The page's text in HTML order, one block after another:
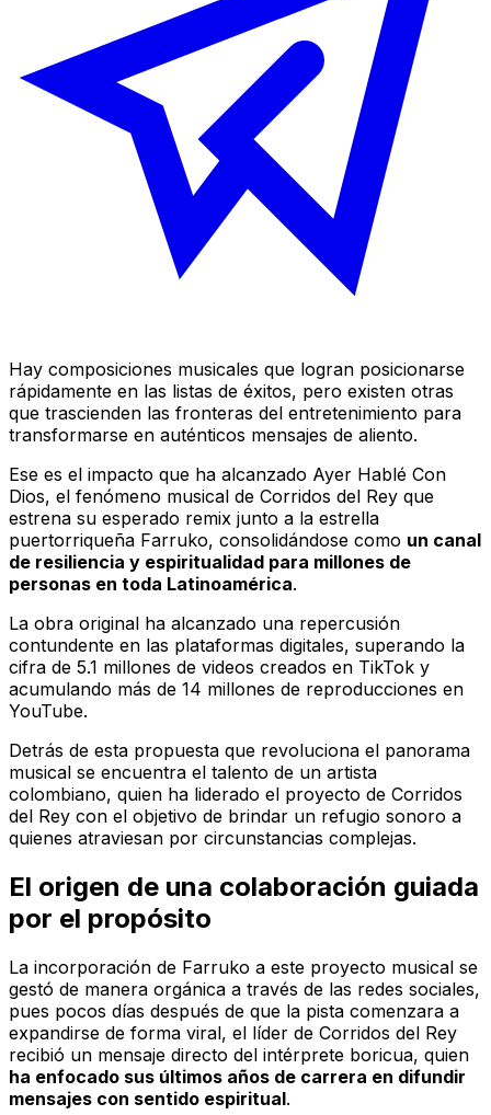
Hay composiciones musicales que logran posicionarse
rápidamente en las listas de éxitos, pero existen otras
que trascienden las fronteras del entretenimiento para
transformarse en auténticos mensajes de aliento.
Ese es el impacto que ha alcanzado Ayer Hablé Con
Dios, el fenómeno musical de Corridos del Rey que
estrena su esperado remix junto a la estrella
puertorriqueña Farruko, consolidándose como un canal
de resiliencia y espiritualidad para millones de
personas en toda Latinoamérica.
La obra original ha alcanzado una repercusión
contundente en las plataformas digitales, superando la
cifra de 5.1 millones de videos creados en TikTok y
acumulando más de 14 millones de reproducciones en
YouTube.
Detrás de esta propuesta que revoluciona el panorama
musical se encuentra el talento de un artista
colombiano, quien ha liderado el proyecto de Corridos
del Rey con el objetivo de brindar un refugio sonoro a
quienes atraviesan por circunstancias complejas.
El origen de una colaboración guiada
por el propósito
La incorporación de Farruko a este proyecto musical se
gestó de manera orgánica a través de las redes sociales,
pues pocos días después de que la pista comenzara a
expandirse de forma viral, el líder de Corridos del Rey
recibió un mensaje directo del intérprete boricua, quien
ha enfocado sus últimos años de carrera en difundir
mensajes con sentido espiritual.